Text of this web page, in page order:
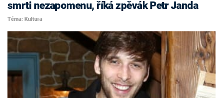
smrti nezapomenu, říká zpěvák Petr Janda
Téma: Kultura